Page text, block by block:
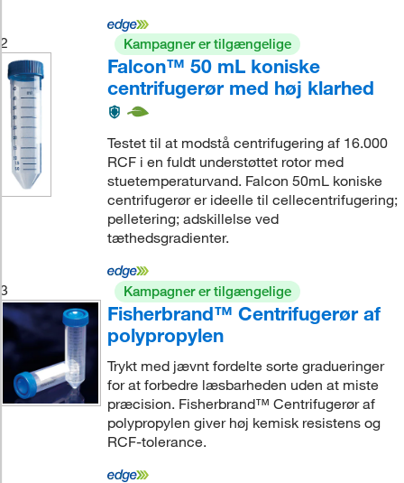
2 Kampagner er tilgængelige
Falcon™ 50 mL koniske
centrifugerør med høj klarhed
Testet til at modstå centrifugering af 16.000
RCF i en fuldt understøttet rotor med
stuetemperaturvand. Falcon 50mL koniske
centrifugerør er ideelle til cellecentrifugering;
pelletering; adskillelse ved
tæthedsgradienter.
3 Kampagner er tilgængelige
Fisherbrand™ Centrifugerør af
polypropylen
Trykt med jævnt fordelte sorte gradueringer
for at forbedre læsbarheden uden at miste
præcision. Fisherbrand™ Centrifugerør af
polypropylen giver høj kemisk resistens og
RCF-tolerance.